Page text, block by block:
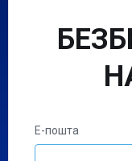
Е-пошта